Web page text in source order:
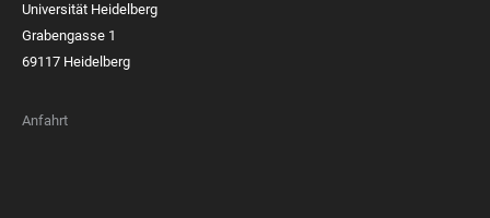
Universität Heidelberg
Grabengasse 1
69117 Heidelberg
Anfahrt